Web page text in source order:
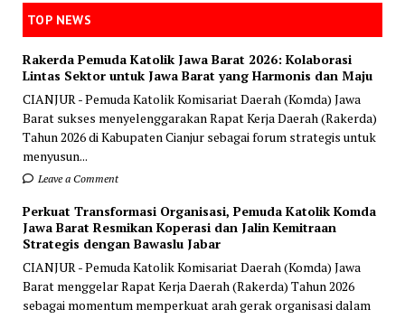
TOP NEWS
Rakerda Pemuda Katolik Jawa Barat 2026: Kolaborasi
Lintas Sektor untuk Jawa Barat yang Harmonis dan Maju
CIANJUR - Pemuda Katolik Komisariat Daerah (Komda) Jawa
Barat sukses menyelenggarakan Rapat Kerja Daerah (Rakerda)
Tahun 2026 di Kabupaten Cianjur sebagai forum strategis untuk
menyusun...
Leave a Comment
Perkuat Transformasi Organisasi, Pemuda Katolik Komda
Jawa Barat Resmikan Koperasi dan Jalin Kemitraan
Strategis dengan Bawaslu Jabar
CIANJUR - Pemuda Katolik Komisariat Daerah (Komda) Jawa
Barat menggelar Rapat Kerja Daerah (Rakerda) Tahun 2026
sebagai momentum memperkuat arah gerak organisasi dalam